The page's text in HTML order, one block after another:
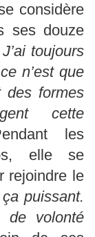
considère
ses douze
toujours
n’est que
des formes
cette
les
elle se
rejoindre le
puissant.
de volonté